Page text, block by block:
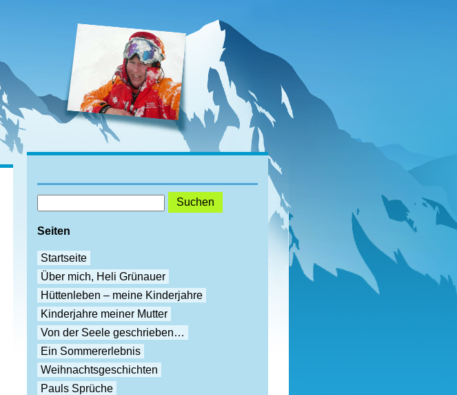
Seiten
Startseite
Über mich, Heli Grünauer
Hüttenleben – meine Kinderjahre
Kinderjahre meiner Mutter
Von der Seele geschrieben…
Ein Sommererlebnis
Weihnachtsgeschichten
Pauls Sprüche